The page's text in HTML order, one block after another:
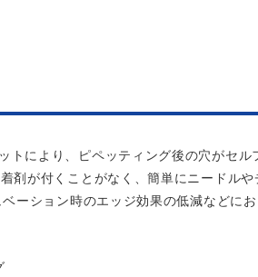
により、ピペッティング後の穴がセル
剤が付くことがなく、簡単にニードルや
ーション時のエッジ効果の低減などに